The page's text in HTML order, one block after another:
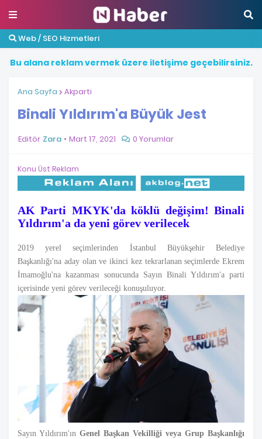
Web / SEO Hizmetleri
Bu alana reklamvermek üzere iletişime geçebilirsiniz.
Ana Sayfa Akparti
Binali Yıldırım'a Büyük Jest
Editör Zara Mart 17, 2021 0 Yorumlar
Konu Üst Reklam
AK Parti MKYK'da köklü değişim! Binali
Yıldırım'a da yeni görev verilecek
2019 yerel seçimlerinden İstanbul Büyükşehir Belediye
Başkanlığı'na aday olan ve ikinci kez tekrarlanan seçimlerde Ekrem
İmamoğlu'na kazanması sonucunda Sayın Binali Yıldırım'a parti
içerisinde yeni görev verileceği konuşuluyor.
Sayın Yıldırım'ın Genel Başkan Vekilliği veya Grup Başkanlığı